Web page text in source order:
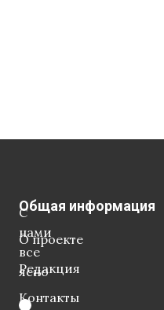
С
нами
все
ясно
Общая информация
О проекте
Редакция
Контакты